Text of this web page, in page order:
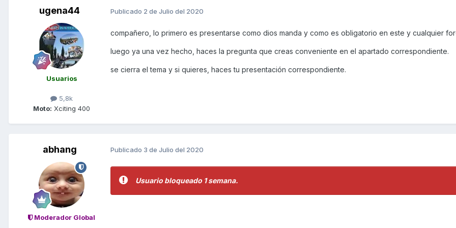
ugena44
Usuarios
5,8k
Moto: Xciting 400
Publicado 2 de Julio del 2020
compañero, lo primero es presentarse como dios manda y como es obligatorio en este y cualquier
luego ya una vez hecho, haces la pregunta que creas conveniente en el apartado correspondiente.
se cierra el tema y si quieres, haces tu presentación correspondiente.
abhang
Moderador Global
Publicado 3 de Julio del 2020
Usuario bloqueado 1 semana.